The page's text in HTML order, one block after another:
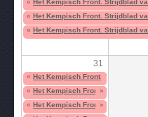
« Het Kempisch Front. Strijdblad
« Het Kempisch Front. Strijdblad
« Het Kempisch Front. Strijdblad
31
« Het Kempisch Front. Strijdblad
« Het Kempisch Front. Strijdblad
»
« Het Kempisch Front. Strijdblad
»